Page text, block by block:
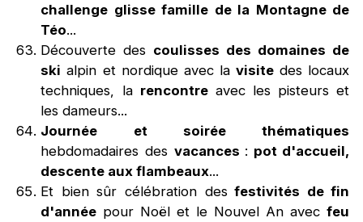
challenge glisse famille de la Montagne de
Téo...
Découverte des coulisses des domaines de
ski alpin et nordique avec la visite des locaux
techniques, la rencontreavec les pisteurs et
les dameurs...
Journée et soirée thématiques
hebdomadaires des vacances : pot d'accueil,
descente aux flambeaux...
Et bien sûr célébration desfestivités de fin
d'année pour Noël et le Nouvel An avecfeu